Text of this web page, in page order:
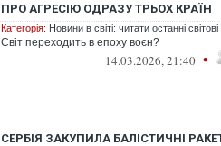
ПРО АГРЕСІЮ ОДРАЗУ ТРЬОХ КРАЇН
Категорія: Новини в світі: читати останні
Світ переходить в епоху воєн?
14.03.2026, 21:40 •
СЕРБІЯ ЗАКУПИЛА БАЛІСТИЧНІ